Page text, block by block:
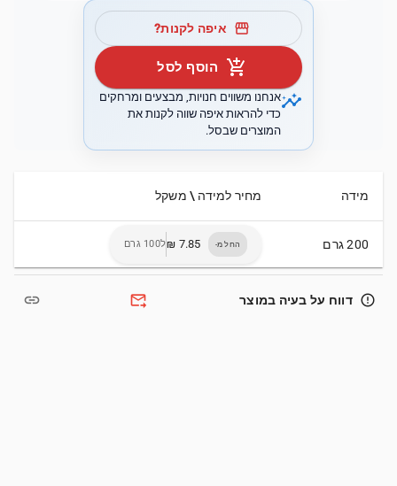
storefront איפה לקנות?
add_shopping_cart הוסף לסל
insightsאנחנו משווים חנויות, מבצעים ומרחקים
כדי להראות איפה שווה לקנות את
המוצרים שבסל.
מידה מחיר למידה \ משקל
200 גרם החל מ- ל100 גרם
error_outline דווח על בעיה במוצר forward_to_inbox
link